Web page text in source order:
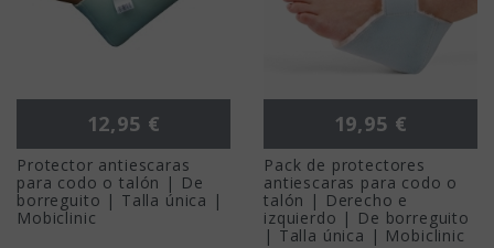
Precio
12,95 €
Protector antiescaras
para codo o talón | De
borreguito | Talla única |
Mobiclinic
Precio
19,95 €
Pack de protectores
antiescaras para codo o
talón | Derecho e
izquierdo | De borreguito
| Talla única | Mobiclinic